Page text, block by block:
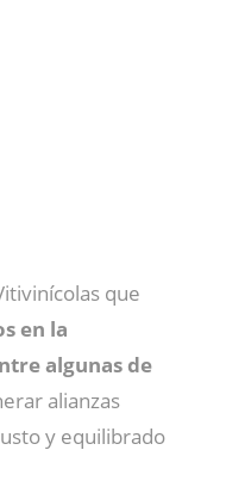
que
en la
algunas de
alianzas
y equilibrado